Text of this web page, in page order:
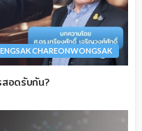
CHAREONWONGSAK
สอดรับกัน?